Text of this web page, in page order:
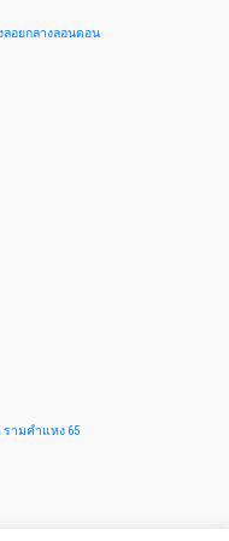
ลอยกลางลอนดอน
รามคำแหง 65